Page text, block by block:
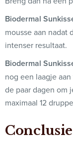
Biodermal
mousse aan nadat
intenser resultaat.
Biodermal
nog een laagje
de paar dagen om
maximaal 12
Conclusie